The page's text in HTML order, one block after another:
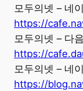
모두의넷 – 네
https://
모두의넷 – 다
https://
모두의넷 – 네
https://